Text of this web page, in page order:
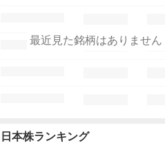
最近見た銘柄はありません
日本株ランキング